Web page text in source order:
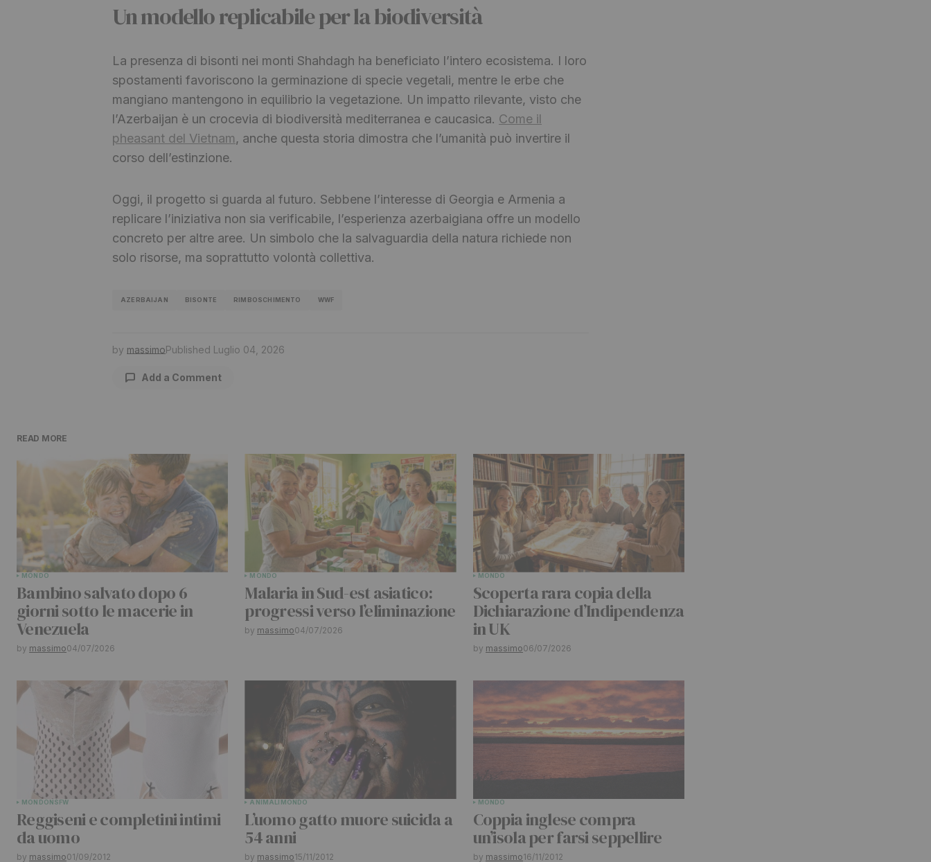
Un modello replicabile per la biodiversità
La presenza di bisonti nei monti Shahdagh ha beneficiato l’intero ecosistema. I loro
spostamenti favoriscono la germinazione di specie vegetali, mentre le erbe che
mangiano mantengono in equilibrio la vegetazione. Un impatto rilevante, visto che
l’Azerbaijan è un crocevia di biodiversità mediterranea e caucasica. Come il
pheasant del Vietnam, anche questa storia dimostra che l’umanità può invertire il
corso dell’estinzione.
Oggi, il progetto si guarda al futuro. Sebbene l’interesse di Georgia e Armenia a
replicare l’iniziativa non sia verificabile, l’esperienza azerbaigiana offre un modello
concreto per altre aree. Un simbolo che la salvaguardia della natura richiede non
solo risorse, ma soprattutto volontà collettiva.
AZERBAIJAN BISONTE RIMBOSCHIMENTO WWF
by massimoPublished Luglio 04, 2026
Add a Comment
contrassegnati
Comment*
READ MORE
MONDO
Bambino salvato dopo 6
giorni sotto le macerie in
Venezuela
by massimo04/07/2026
MONDO
Malaria in Sud-est asiatico:
progressi verso l’eliminazione
by massimo04/07/2026
MONDO
Scoperta rara copia della
Dichiarazione d’Indipendenza
in UK
by massimo06/07/2026
MONDONSFW
Reggiseni e completini intimi
da uomo
by massimo01/09/2012
ANIMALI MONDO
L’uomo gatto muore suicida a
54 anni
by massimo15/11/2012
MONDO
Coppia inglese compra
un’isola per farsi seppellire
by massimo16/11/2012